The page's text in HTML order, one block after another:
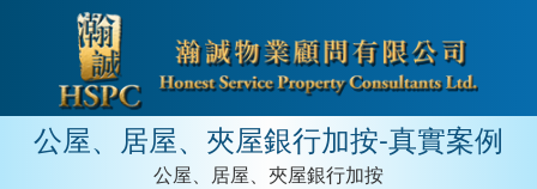
公屋、居屋、夾屋銀行加按-真實案例
公屋、居屋、夾屋銀行加按